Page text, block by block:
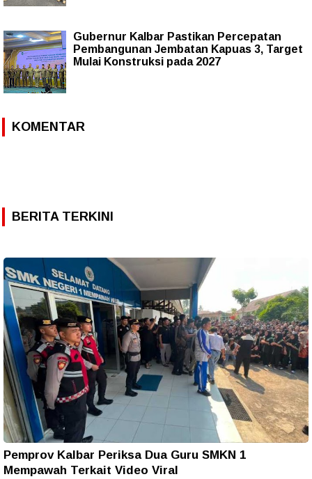
Gubernur Kalbar Pastikan Percepatan
Pembangunan Jembatan Kapuas 3, Target
Mulai Konstruksi pada 2027
KOMENTAR
BERITA TERKINI
Pemprov Kalbar Periksa Dua Guru SMKN 1
Mempawah Terkait Video Viral